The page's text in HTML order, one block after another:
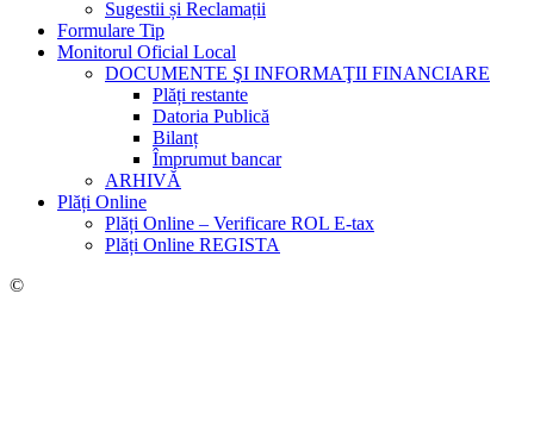
Sugestii și Reclamații
Formulare Tip
Monitorul Oficial Local
DOCUMENTE ŞI INFORMAŢII FINANCIARE
Plăți restante
Datoria Publică
Bilanț
Împrumut bancar
ARHIVĂ
Plăți Online
Plăți Online – Verificare ROL E-tax
Plăți Online REGISTA
©